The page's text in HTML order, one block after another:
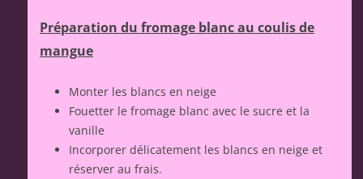
Préparation du fromage blanc au coulis de
mangue
Monter les blancs en neige
Fouetter le fromage blanc avec le sucre et la
vanille
Incorporer délicatement les blancs en neige et
réserver au frais.